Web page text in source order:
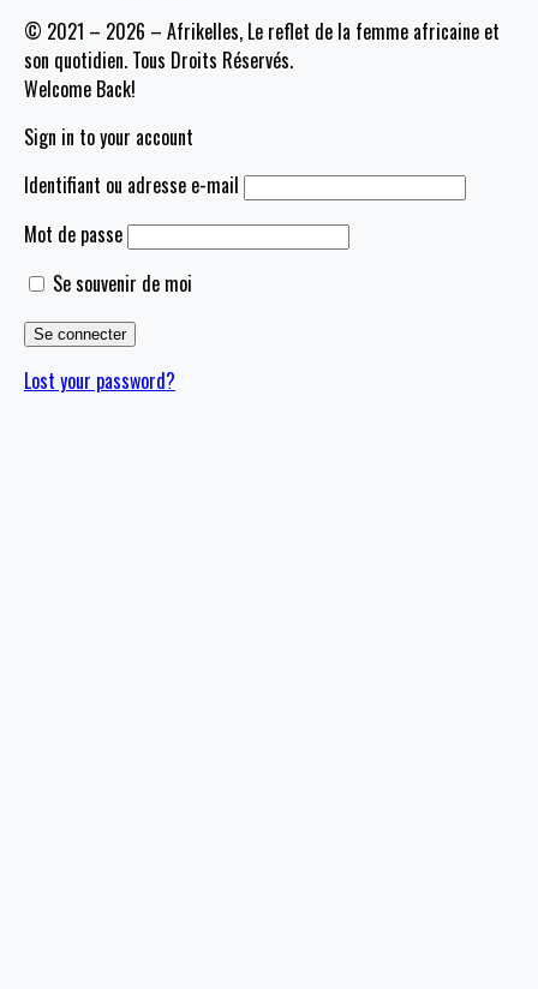
© 2021 – 2026 – Afrikelles, Le reflet de la femme africaine et
son quotidien. Tous Droits Réservés.
Welcome Back!
Sign in to your account
Identifiant ou adresse e-mail
Mot de passe
Se souvenir de moi
Lost your password?